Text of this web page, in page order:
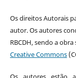
Os direitos Autorais
autor. Os autores
RBCDH, sendo a
Creative Commons